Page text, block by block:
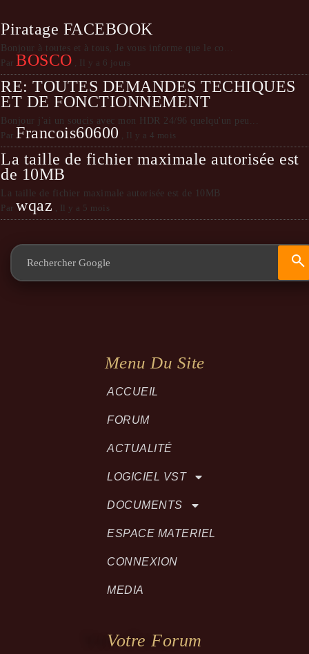
Piratage FACEBOOK
Bonjour à toutes et à tous, Je vous informe que le co...
Par BOSCO , Il y a 6 jours
RE: TOUTES DEMANDES TECHIQUES
ET DE FONCTIONNEMENT
Bonjour j'ai un soucis avec mon HDR 24/96 quelqu'un peu...
Par Francois60600 , Il y a 4 mois
La taille de fichier maximale autorisée est
de 10MB
La taille de fichier maximale autorisée est de 10MB
Par wqaz , Il y a 5 mois
Menu Du Site
ACCUEIL
FORUM
ACTUALITÉ
LOGICIEL VST
DOCUMENTS
ESPACE MATERIEL
CONNEXION
MEDIA
Votre Forum